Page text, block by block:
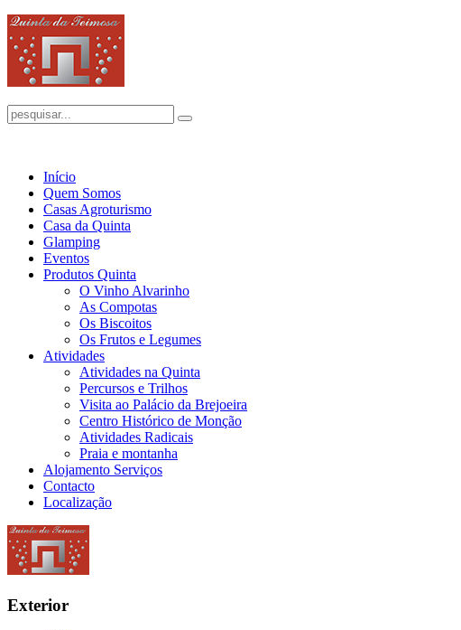
Início
Quem Somos
Casas Agroturismo
Casa da Quinta
Glamping
Eventos
Produtos Quinta
O Vinho Alvarinho
As Compotas
Os Biscoitos
Os Frutos e Legumes
Atividades
Atividades na Quinta
Percursos e Trilhos
Visita ao Palácio da Brejoeira
Centro Histórico de Monção
Atividades Radicais
Praia e montanha
Alojamento Serviços
Contacto
Localização
Exterior